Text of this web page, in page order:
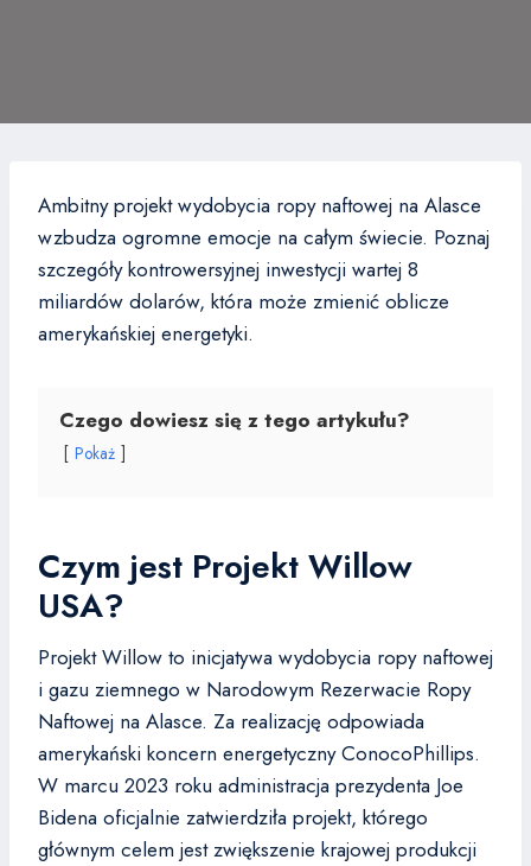
Ambitny projekt wydobycia ropy naftowej na Alasce
wzbudza ogromne emocje na całym świecie. Poznaj
szczegóły kontrowersyjnej inwestycji wartej 8
miliardów dolarów, która może zmienić oblicze
amerykańskiej energetyki.
Czego dowiesz się z tego artykułu?
Pokaż
Czym jest Projekt Willow
USA?
Projekt Willow to inicjatywa wydobycia ropy naftowej
i gazu ziemnego w Narodowym Rezerwacie Ropy
Naftowej na Alasce. Za realizację odpowiada
amerykański koncern energetyczny ConocoPhillips.
W marcu 2023 roku administracja prezydenta Joe
Bidena oficjalnie zatwierdziła projekt, którego
głównym celem jest zwiększenie krajowej produkcji